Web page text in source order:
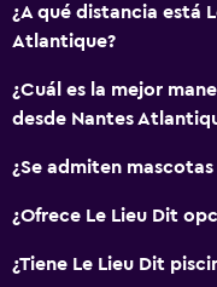
¿A qué distancia está
Atlantique?
¿Cuál es la mejor
desde Nantes
¿Se admiten mascotas
¿Ofrece Le Lieu Dit
¿Tiene Le Lieu Dit